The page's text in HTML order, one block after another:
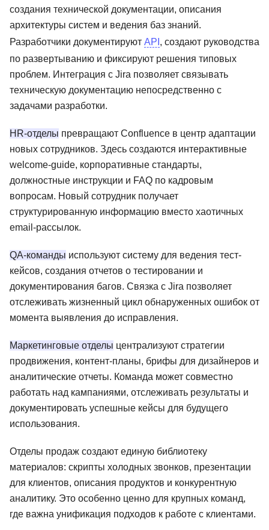
создания технической документации, описания
архитектуры систем и ведения баз знаний.
Разработчики документируют API , создают руководства
по развертыванию и фиксируют решения типовых
проблем. Интеграция с Jira позволяет связывать
техническую документацию непосредственно с
задачами разработки.
HR-отделы превращают Confluence в центр адаптации
новых сотрудников. Здесь создаются интерактивные
welcome-guide, корпоративные стандарты,
должностные инструкции и FAQ по кадровым
вопросам. Новый сотрудник получает
структурированную информацию вместо хаотичных
email-рассылок.
QA-команды используют систему для ведения тест-
кейсов, создания отчетов о тестировании и
документирования багов. Связка с Jira позволяет
отслеживать жизненный цикл обнаруженных ошибок от
момента выявления до исправления.
Маркетинговые отделы централизуют стратегии
продвижения, контент-планы, брифы для дизайнеров и
аналитические отчеты. Команда может совместно
работать над кампаниями, отслеживать результаты и
документировать успешные кейсы для будущего
использования.
Отделы продаж создают единую библиотеку
материалов: скрипты холодных звонков, презентации
для клиентов, описания продуктов и конкурентную
аналитику. Это особенно ценно для крупных команд,
где важна унификация подходов к работе с клиентами.